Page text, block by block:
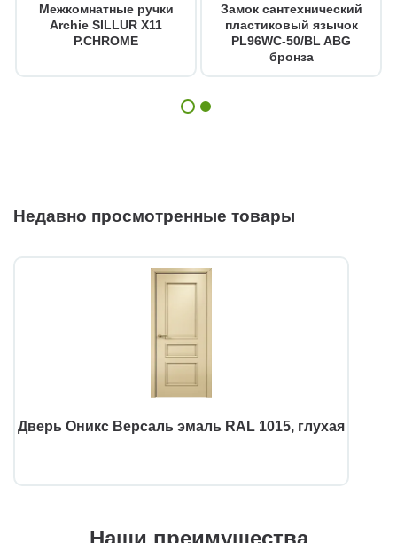
Межкомнатные ручки
Archie SILLUR X11
P.CHROME
Замок сантехнический
пластиковый язычок
PL96WC-50/BL ABG
бронза
Недавно просмотренные товары
Дверь Оникс Версаль эмаль RAL 1015, глухая
Наши преимущества